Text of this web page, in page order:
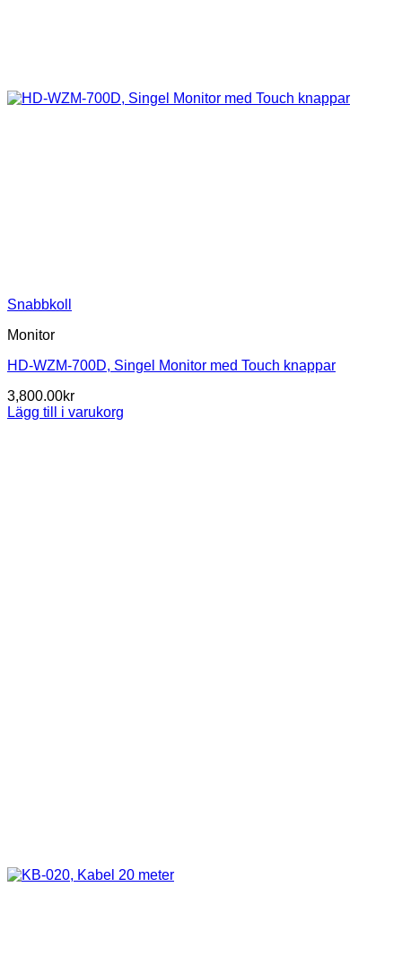
Snabbkoll
Monitor
HD-WZM-700D, Singel Monitor med Touch knappar
3,800.00kr
Lägg till i varukorg